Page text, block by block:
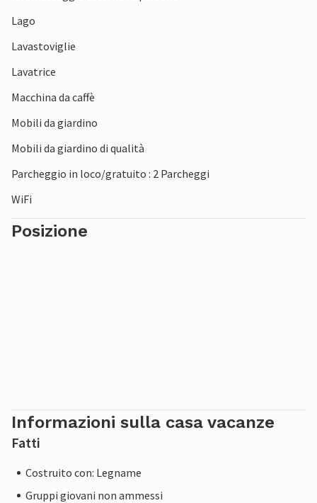
Lago
Lavastoviglie
Lavatrice
Macchina da caffè
Mobili da giardino
Mobili da giardino di qualità
Parcheggio in loco/gratuito : 2 Parcheggi
WiFi
Posizione
Informazioni sulla casa vacanze
Fatti
Costruito con: Legname
Gruppi giovani non ammessi